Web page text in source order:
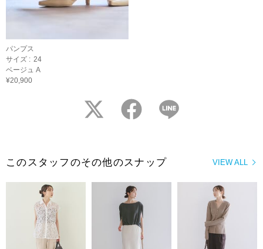
パンプス
サイズ : 24
ベージュ A
¥20,900
twitter facebook
VIEW ALL
このスタッフのその他のスナップ